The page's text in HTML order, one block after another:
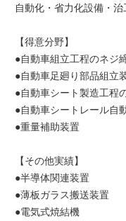
自動化・省力化設備・
【得意分野】
●自動車組立工程のネジ
●自動車足廻り部品組立
●自動車シート製造工程
●自動車シートレール自
●重量補助装置
【その他実績】
●半導体関連装置
●薄板ガラス搬送装置
●電気式焼結機